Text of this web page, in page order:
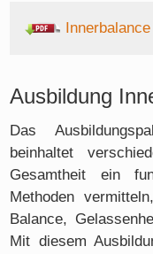
Ausbildung
Das
beinhaltet
Gesamtheit ein
Methoden
Balance,
Mit diesem